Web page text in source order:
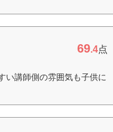
69.4点
い講師側の雰囲気も子供に